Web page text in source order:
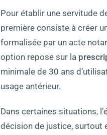
Pour établir une servitude
première consiste à créer
formalisée par un acte
option repose sur la
minimale de 30 ans
usage antérieur.
Dans certaines situations,
décision de justice, surtout